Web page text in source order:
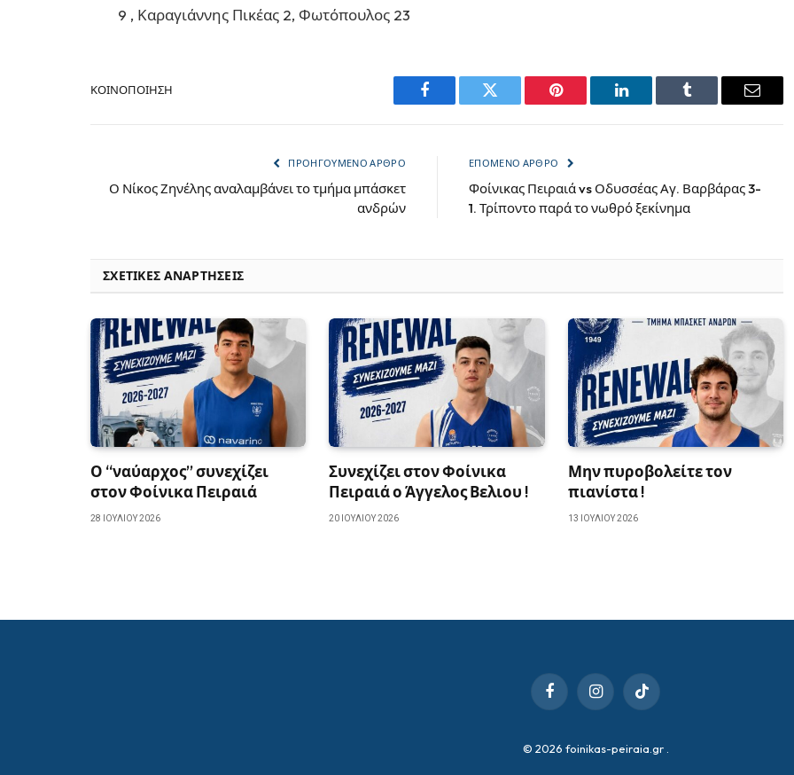
9 , Καραγιάννης Πικέας 2, Φωτόπουλος 23
ΚΟΙΝΟΠΟΊΗΣΗ
Facebook Twitter Pinterest LinkedIn Tumblr Email
ΠΡΟΗΓΟΎΜΕΝΟ ΆΡΘΡΟ
Ο Νίκος Ζηνέλης αναλαμβάνει το τμήμα μπάσκετ
ανδρών
ΕΠΌΜΕΝΟ ΆΡΘΡΟ
Φοίνικας Πειραιά vs Οδυσσέας Αγ. Βαρβάρας 3-
1. Τρίποντο παρά το νωθρό ξεκίνημα
ΣΧΕΤΙΚΈΣ ΑΝΑΡΤΉΣΕΙΣ
Ο “ναύαρχος” συνεχίζει
στον Φοίνικα Πειραιά
28 ΙΟΥΛΊΟΥ 2026
Συνεχίζει στον Φοίνικα
Πειραιά ο Άγγελος Βελιου !
20 ΙΟΥΛΊΟΥ 2026
Μην πυροβολείτε τον
πιανίστα !
13 ΙΟΥΛΊΟΥ 2026
FacebookInstagramTikTok
© 2026 foinikas-peiraia.gr